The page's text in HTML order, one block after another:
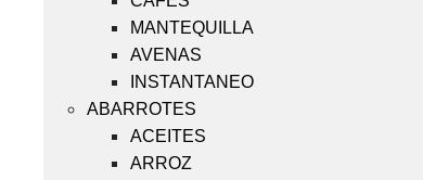
MANTEQUILLA
AVENAS
INSTANTANEO
ABARROTES
ACEITES
ARROZ